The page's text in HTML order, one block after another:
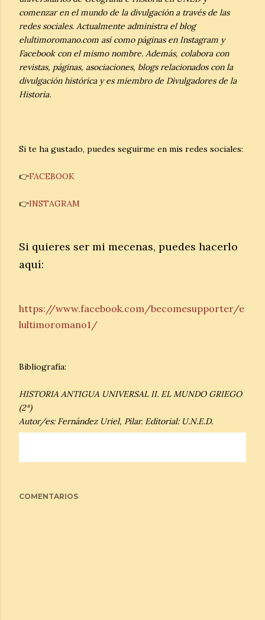
comenzar en el mundo de la divulgación a través de las
redes sociales. Actualmente administra el blog
elultimoromano.com así como páginas en Instagram y
Facebook con el mismo nombre. Además, colabora con
revistas, páginas, asociaciones, blogs relacionados con la
divulgación histórica y es miembro de Divulgadores de la
Historia.
Si te ha gustado, puedes seguirme en mis redes sociales:
👉FACEBOOK
👉INSTAGRAM
Si quieres ser mi mecenas, puedes hacerlo
aquí:
https://www.facebook.com/becomesupporter/e
lultimoromano1/
Bibliografía:
HISTORIA ANTIGUA UNIVERSAL II. EL MUNDO GRIEGO
(2ª)
Autor/es: Fernández Uriel, Pilar. Editorial: U.N.E.D.
COMENTARIOS